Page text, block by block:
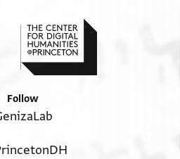
Follow